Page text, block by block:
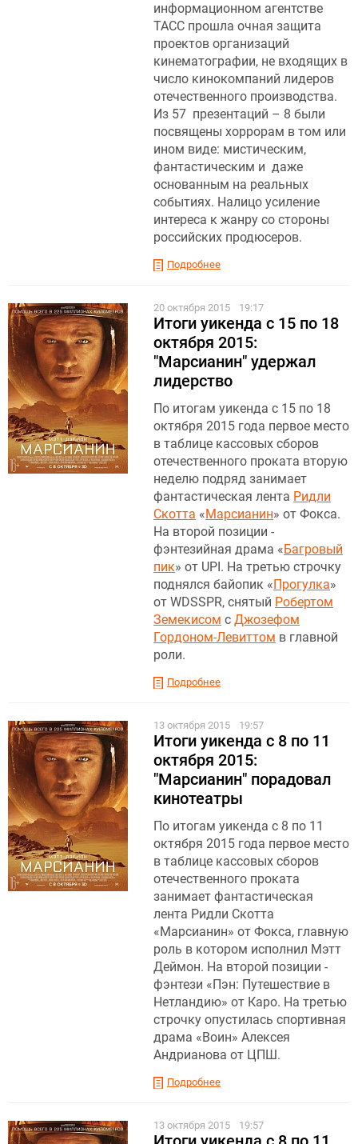
информационном агентстве
ТАСС прошла очная защита
проектов организаций
кинематографии, не входящих в
число кинокомпаний лидеров
отечественного производства.
Из 57 презентаций – 8 были
посвящены хоррорам в том или
ином виде: мистическим,
фантастическим и даже
основанным на реальных
событиях. Налицо усиление
интереса к жанру со стороны
российских продюсеров.
Подробнее
20 октября 2015 19:17
Итоги уикенда с 15 по 18
октября 2015:
"Марсианин" удержал
лидерство
По итогам уикенда с 15 по 18
октября 2015 года первое место
в таблице кассовых сборов
отечественного проката вторую
неделю подряд занимает
фантастическая лента Ридли
Скотта «Марсианин» от Фокса.
На второй позиции -
фэнтезийная драма «Багровый
пик» от UPI. На третью строчку
поднялся байопик «Прогулка»
от WDSSPR, снятый Робертом
Земекисом с Джозефом
Гордоном-Левиттом в главной
роли.
Подробнее
13 октября 2015 19:57
Итоги уикенда с 8 по 11
октября 2015:
"Марсианин" порадовал
кинотеатры
По итогам уикенда с 8 по 11
октября 2015 года первое место
в таблице кассовых сборов
отечественного проката
занимает фантастическая
лента Ридли Скотта
«Марсианин» от Фокса, главную
роль в котором исполнил Мэтт
Деймон. На второй позиции -
фэнтези «Пэн: Путешествие в
Нетландию» от Каро. На третью
строчку опустилась спортивная
драма «Воин» Алексея
Андрианова от ЦПШ.
Подробнее
13 октября 2015 19:57